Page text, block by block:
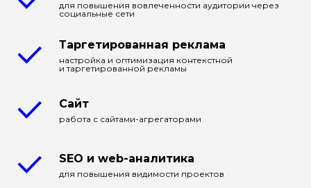
для повышения вовлеченности аудитории через
социальные сети
Таргетированная реклама
настройка и оптимизация контекстной
и таргетированной рекламы
Сайт
работа с сайтами-агрегаторами
SEO и web-аналитика
для повышения видимости проектов